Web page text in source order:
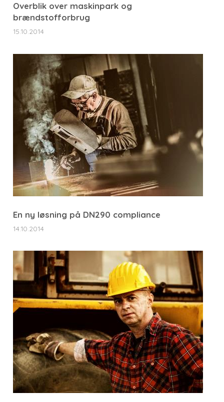
Overblik over maskinpark og
brændstofforbrug
15.10.2014
En ny løsning på DN290 compliance
14.10.2014